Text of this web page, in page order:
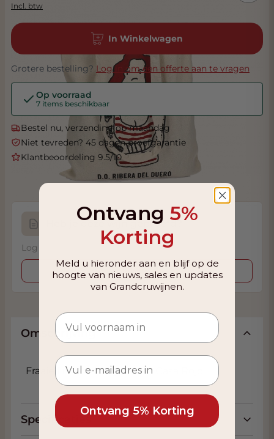
Incl. btw
In Winkelwagen
Grotere bestelling? Log in om een offerte aan te vragen
Op voorraad
7 items beschikbaar
Bestel nu, verzending op maandag
Niet tevreden? 45 dagen proefgarantie
Klantbeoordeling 9.5/10
Heb je deze wijn geproefd?
Log in om je proefnotitie op te slaan.
Inloggen
Omschrijving
Fraaie linnen draagtas van Casa Rojo
Specificaties
Ontvang 5%
Korting
Meld u hieronder aan en blijf op de
hoogte van nieuws, sales en updates
van Grandcruwijnen.
Ontvang 5% Korting